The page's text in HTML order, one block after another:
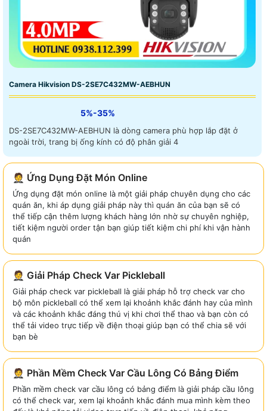
Camera Hikvision DS-2SE7C432MW-AEBHUN
5%-35%
DS-2SE7C432MW-AEBHUN là dòng camera phù hợp lắp đặt ở
ngoài trời, trang bị ống kính có độ phân giải 4
🤵 Ứng Dụng Đặt Món Online
Ứng dụng đặt món online là một giải pháp chuyên dụng cho các
quán ăn, khi áp dụng giải pháp này thì quán ăn của bạn sẽ có
thể tiếp cận thêm lượng khách hàng lớn nhờ sự chuyên nghiệp,
tiết kiệm người order tận bạn giúp tiết kiệm chi phí khi vận hành
quán
🤵 Giải Pháp Check Var Pickleball
Giải pháp check var pickleball là giải pháp hỗ trợ check var cho
bộ môn pickleball có thể xem lại khoảnh khắc đánh hay của mình
và các khoảnh khắc đáng thú vị khi chơi thể thao và bạn còn có
thể tải video trực tiếp về điện thoại giúp bạn có thể chia sẽ với
bạn bè
🤵 Phần Mềm Check Var Cầu Lông Có Bảng Điểm
Phần mềm check var cầu lông có bảng điểm là giải pháp cầu lông
có thể check var, xem lại khoảnh khắc đánh mua mình kèm theo